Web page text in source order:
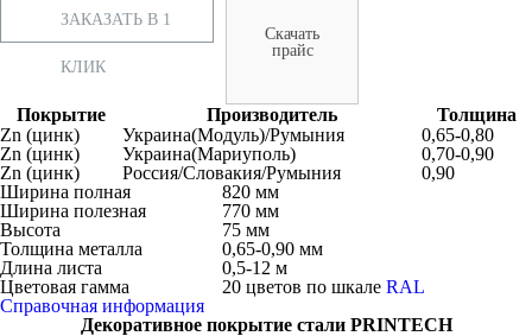
ЗАКАЗАТЬ В 1
КЛИК
Скачать
прайс
Покрытие Производитель
Толщина
Zn (цинк)
Украина(Модуль)/Румыния
0,65-0,80
Zn (цинк)
Украина(Мариуполь)
0,70-0,90
Zn (цинк)
Россия/Словакия/Румыния
0,90
Ширина полная
820 мм
Ширина полезная
770 мм
Высота
75 мм
Толщина металла
0,65-0,90 мм
Длина листа
0,5-12 м
Цветовая гамма
20 цветов по шкале RAL
Справочная информация
Декоративное покрытие стали PRINTECH